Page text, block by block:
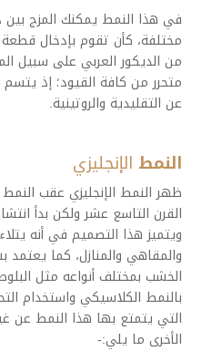
في هذا النمط يمكنك المزج بين
مختلفة، كأن تقوم بإدخال
من الديكور العربي على سبيل
متحرر من كافة القيود؛ إذ يتسم
عن التقليدية والروتينية.
النمط الإنجليزي
ظهر النمط الإنجليزي عقب
القرن التاسع عشر ولكن بدأ
ويتميز هذا التصميم في أنه
والمقاهي والمنازل، كما
الخشب بمختلف أنواعه مثل
بالنمط الكلاسيكي واستخدام
التي يتمتع بها هذا النمط عن
الأخرى ما يلي:-